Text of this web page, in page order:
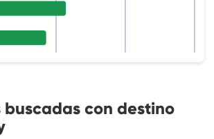
buscadas con destino